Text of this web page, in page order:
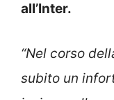
all’Inter.
“Nel corso
subito un